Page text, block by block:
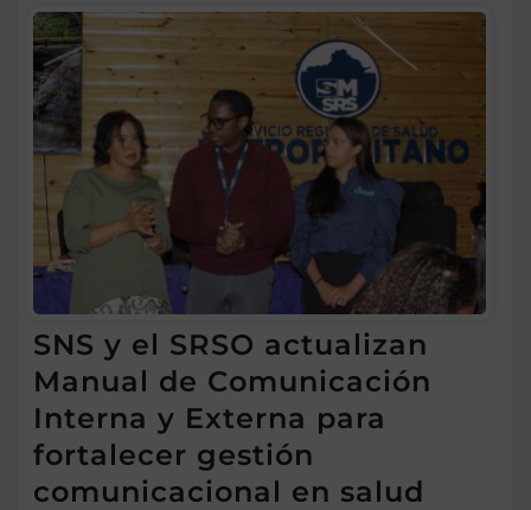
SNS y el SRSO actualizan
Manual de Comunicación
Interna y Externa para
fortalecer gestión
comunicacional en salud